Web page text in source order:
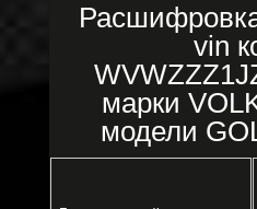
vin
марки
модели